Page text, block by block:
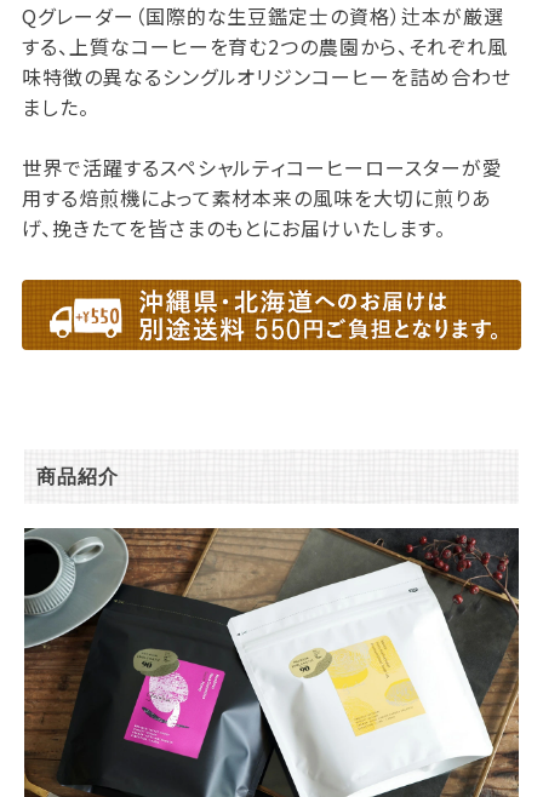
Qグレーダー（国際的な生豆鑑定士の資格）辻本が厳選
する、上質なコーヒーを育む2つの農園から、それぞれ風
味特徴の異なるシングルオリジンコーヒーを詰め合わせ
ました。
世界で活躍するスペシャルティコーヒーロースターが愛
用する焙煎機によって素材本来の風味を大切に煎りあ
げ、挽きたてを皆さまのもとにお届けいたします。
商品紹介